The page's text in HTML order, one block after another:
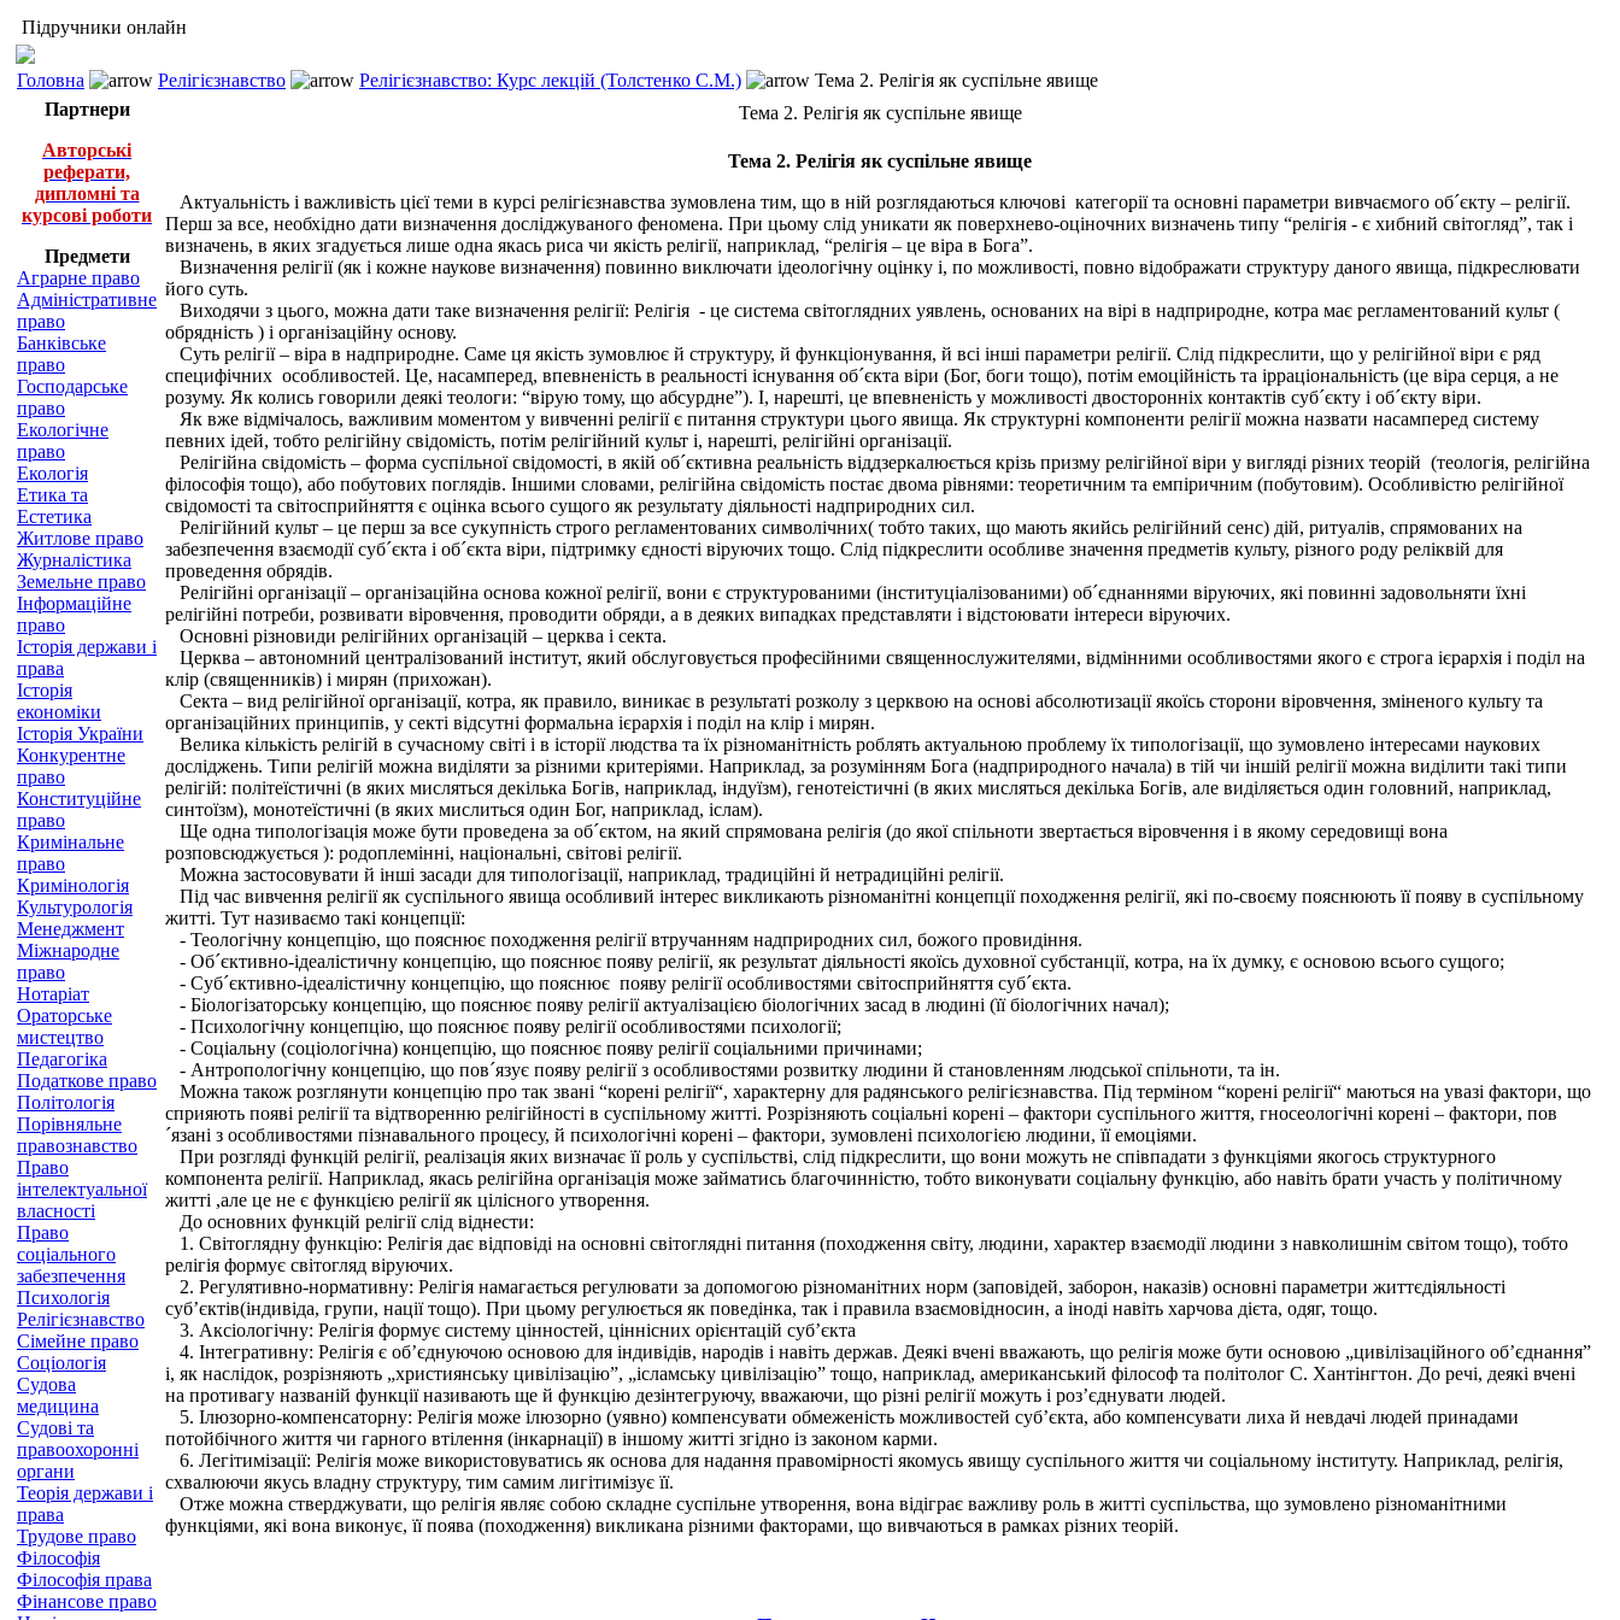
Підручники онлайн
Головна Релігієзнавство Релігієзнавство: Курс лекцій (Толстенко С.М.)
Тема 2. Релігія як суспільне явище
Партнери
Авторські
реферати,
дипломні та
курсові роботи
Предмети
Аграрне право
Адміністративне
право
Банківське
право
Господарське
право
Екологічне
право
Екологія
Етика та
Естетика
Житлове право
Журналістика
Земельне право
Інформаційне
право
Історія держави і
права
Історія
економіки
Історія України
Конкурентне
право
Конституційне
право
Кримінальне
право
Кримінологія
Культурологія
Менеджмент
Міжнародне
право
Нотаріат
Ораторське
мистецтво
Педагогіка
Податкове право
Політологія
Порівняльне
правознавство
Право
інтелектуальної
власності
Право
соціального
забезпечення
Психологія
Релігієзнавство
Сімейне право
Соціологія
Судова
медицина
Судові та
правоохоронні
органи
Теорія держави і
права
Трудове право
Філософія
Філософія права
Фінансове право
Тема 2. Релігія як суспільне явище
Тема 2. Релігія як суспільне явище
Актуальність і важливість цієї теми в курсі релігієзнавства зумовлена тим, що в ній розглядаються ключові категорії та основні параметри вивчаємого об´єкту – релігії.
Перш за все, необхідно дати визначення досліджуваного феномена. При цьому слід уникати як поверхнево-оціночних визначень типу “релігія - є хибний світогляд”, так і
визначень, в яких згадується лише одна якась риса чи якість релігії, наприклад, “релігія – це віра в Бога”.
Визначення релігії (як і кожне наукове визначення) повинно виключати ідеологічну оцінку і, по можливості, повно відображати структуру даного явища, підкреслювати
його суть.
Виходячи з цього, можна дати таке визначення релігії: Релігія - це система світоглядних уявлень, основаних на вірі в надприродне, котра має регламентований культ (
обрядність ) і організаційну основу.
Суть релігії – віра в надприродне. Саме ця якість зумовлює й структуру, й функціонування, й всі інші параметри релігії. Слід підкреслити, що у релігійної віри є ряд
специфічних особливостей. Це, насамперед, впевненість в реальності існування об´єкта віри (Бог, боги тощо), потім емоційність та ірраціональність (це віра серця, а не
розуму. Як колись говорили деякі теологи: “вірую тому, що абсурдне”). І, нарешті, це впевненість у можливості двосторонніх контактів суб´єкту і об´єкту віри.
Як вже відмічалось, важливим моментом у вивченні релігії є питання структури цього явища. Як структурні компоненти релігії можна назвати насамперед систему
певних ідей, тобто релігійну свідомість, потім релігійний культ і, нарешті, релігійні організації.
Релігійна свідомість – форма суспільної свідомості, в якій об´єктивна реальність віддзеркалюється крізь призму релігійної віри у вигляді різних теорій (теологія, релігійна
філософія тощо), або побутових поглядів. Іншими словами, релігійна свідомість постає двома рівнями: теоретичним та емпіричним (побутовим). Особливістю релігійної
свідомості та світосприйняття є оцінка всього сущого як результату діяльності надприродних сил.
Релігійний культ – це перш за все сукупність строго регламентованих символічних( тобто таких, що мають якийсь релігійний сенс) дій, ритуалів, спрямованих на
забезпечення взаємодії суб´єкта і об´єкта віри, підтримку єдності віруючих тощо. Слід підкреслити особливе значення предметів культу, різного роду реліквій для
проведення обрядів.
Релігійні організації – організаційна основа кожної релігії, вони є структурованими (інституціалізованими) об´єднаннями віруючих, які повинні задовольняти їхні
релігійні потреби, розвивати віровчення, проводити обряди, а в деяких випадках представляти і відстоювати інтереси віруючих.
Основні різновиди релігійних організацій – церква і секта.
Церква – автономний централізований інститут, який обслуговується професійними священнослужителями, відмінними особливостями якого є строга ієрархія і поділ на
клір (священників) і мирян (прихожан).
Секта – вид релігійної організації, котра, як правило, виникає в результаті розколу з церквою на основі абсолютизації якоїсь сторони віровчення, зміненого культу та
організаційних принципів, у секті відсутні формальна ієрархія і поділ на клір і мирян.
Велика кількість релігій в сучасному світі і в історії людства та їх різноманітність роблять актуальною проблему їх типологізації, що зумовлено інтересами наукових
досліджень. Типи релігій можна виділяти за різними критеріями. Наприклад, за розумінням Бога (надприродного начала) в тій чи іншій релігії можна виділити такі типи
релігій: політеїстичні (в яких мисляться декілька Богів, наприклад, індуїзм), генотеістичні (в яких мисляться декілька Богів, але виділяється один головний, наприклад,
синтоїзм), монотеїстичні (в яких мислиться один Бог, наприклад, іслам).
Ще одна типологізація може бути проведена за об´єктом, на який спрямована релігія (до якої спільноти звертається віровчення і в якому середовищі вона
розповсюджується ): родоплемінні, національні, світові релігії.
Можна застосовувати й інші засади для типологізації, наприклад, традиційні й нетрадиційні релігії.
Під час вивчення релігії як суспільного явища особливий інтерес викликають різноманітні концепції походження релігії, які по-своєму пояснюють її появу в суспільному
житті. Тут називаємо такі концепції:
- Теологічну концепцію, що пояснює походження релігії втручанням надприродних сил, божого провидіння.
- Об´єктивно-ідеалістичну концепцію, що пояснює появу релігії, як результат діяльності якоїсь духовної субстанції, котра, на їх думку, є основою всього сущого;
- Суб´єктивно-ідеалістичну концепцію, що пояснює появу релігії особливостями світосприйняття суб´єкта.
- Біологізаторську концепцію, що пояснює появу релігії актуалізацією біологічних засад в людині (її біологічних начал);
- Психологічну концепцію, що пояснює появу релігії особливостями психології;
- Соціальну (соціологічна) концепцію, що пояснює появу релігії соціальними причинами;
- Антропологічну концепцію, що пов´язує появу релігії з особливостями розвитку людини й становленням людської спільноти, та ін.
Можна також розглянути концепцію про так звані “корені релігії“, характерну для радянського релігієзнавства. Під терміном “корені релігії“ маються на увазі фактори, що
сприяють появі релігії та відтворенню релігійності в суспільному житті. Розрізняють соціальні корені – фактори суспільного життя, гносеологічні корені – фактори, пов
´язані з особливостями пізнавального процесу, й психологічні корені – фактори, зумовлені психологією людини, її емоціями.
При розгляді функцій релігії, реалізація яких визначає її роль у суспільстві, слід підкреслити, що вони можуть не співпадати з функціями якогось структурного
компонента релігії. Наприклад, якась релігійна організація може займатись благочинністю, тобто виконувати соціальну функцію, або навіть брати участь у політичному
житті ,але це не є функцією релігії як цілісного утворення.
До основних функцій релігії слід віднести:
1. Світоглядну функцію: Релігія дає відповіді на основні світоглядні питання (походження світу, людини, характер взаємодії людини з навколишнім світом тощо), тобто
релігія формує світогляд віруючих.
2. Регулятивно-нормативну: Релігія намагається регулювати за допомогою різноманітних норм (заповідей, заборон, наказів) основні параметри життєдіяльності
суб’єктів(індивіда, групи, нації тощо). При цьому регулюється як поведінка, так і правила взаємовідносин, а іноді навіть харчова дієта, одяг, тощо.
3. Аксіологічну: Релігія формує систему цінностей, ціннісних орієнтацій суб’єкта
4. Інтегративну: Релігія є об’єднуючою основою для індивідів, народів і навіть держав. Деякі вчені вважають, що релігія може бути основою „цивілізаційного об’єднання”
і, як наслідок, розрізняють „християнську цивілізацію”, „ісламську цивілізацію” тощо, наприклад, американський філософ та політолог С. Хантінгтон. До речі, деякі вчені
на противагу названій функції називають ще й функцію дезінтегруючу, вважаючи, що різні релігії можуть і роз’єднувати людей.
5. Ілюзорно-компенсаторну: Релігія може ілюзорно (уявно) компенсувати обмеженість можливостей суб’єкта, або компенсувати лиха й невдачі людей принадами
потойбічного життя чи гарного втілення (інкарнації) в іншому житті згідно із законом карми.
6. Легітимізації: Релігія може використовуватись як основа для надання правомірності якомусь явищу суспільного життя чи соціальному інституту. Наприклад, релігія,
схвалюючи якусь владну структуру, тим самим лигітимізує її.
Отже можна стверджувати, що релігія являє собою складне суспільне утворення, вона відіграє важливу роль в житті суспільства, що зумовлено різноманітними
функціями, які вона виконує, її поява (походження) викликана різними факторами, що вивчаються в рамках різних теорій.